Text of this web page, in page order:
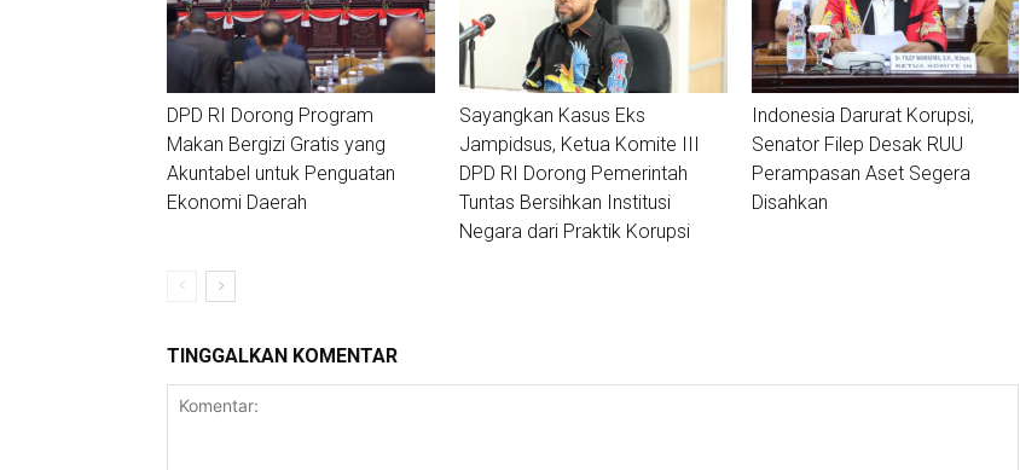
DPD RI Dorong Program
Makan Bergizi Gratis yang
Akuntabel untuk Penguatan
Ekonomi Daerah
Sayangkan Kasus Eks
Jampidsus, Ketua Komite III
DPD RI Dorong Pemerintah
Tuntas Bersihkan Institusi
Negara dari Praktik Korupsi
Indonesia Darurat Korupsi,
Senator Filep Desak RUU
Perampasan Aset Segera
Disahkan
TINGGALKAN KOMENTAR